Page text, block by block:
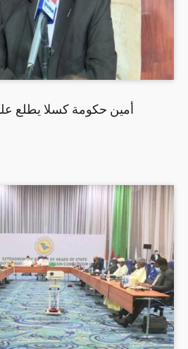
أمين حكومة كسلا يطلع على